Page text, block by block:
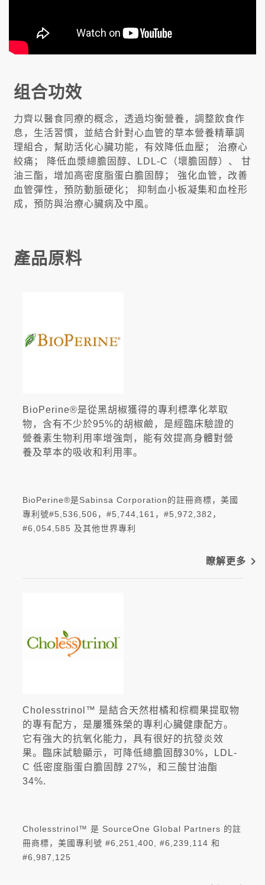
组合功效
力齊以醫食同療的概念，透過均衡營養，調整飲食作
息，生活習慣，並結合針對心血管的草本營養精華調
理組合，幫助活化心臟功能，有效降低血壓； 治療心
絞痛； 降低血漿總膽固醇、LDL-C（壞膽固醇）、 甘
油三酯，增加高密度脂蛋白膽固醇； 強化血管，改善
血管彈性，預防動脈硬化； 抑制血小板凝集和血栓形
成，預防與治療心臟病及中風。
產品原料
BioPerine®是從黑胡椒獲得的專利標準化萃取
物，含有不少於95%的胡椒鹼，是經臨床驗證的
營養素生物利用率增強劑，能有效提高身體對營
養及草本的吸收和利用率。
BioPerine®是Sabinsa Corporation的註冊商標，美國
專利號#5,536,506，#5,744,161，#5,972,382，
#6,054,585 及其他世界專利
瞭解更多 navigate_next
Cholesstrinol™ 是結合天然柑橘和棕櫚果提取物
的專有配方，是屢獲殊榮的專利心臟健康配方。
它有強大的抗氧化能力，具有很好的抗發炎效
果。臨床試驗顯示，可降低總膽固醇30%，LDL-
C 低密度脂蛋白膽固醇 27%，和三酸甘油酯
34%.
Cholesstrinol™ 是 SourceOne Global Partners 的註
冊商標，美國專利號 #6,251,400, #6,239,114 和
#6,987,125